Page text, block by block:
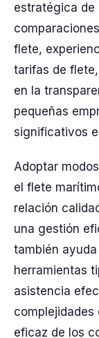
estratégica de
flete,
tarifas de
en la
pequeñas
significativos
Adoptar
el flete
relación
una gestión
también
herramientas
asistencia
eficaz de los